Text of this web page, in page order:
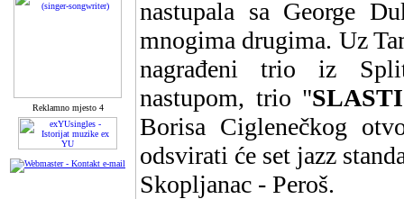
Reklamno mjesto 4
nastupala sa George
mnogima drugima. Uz
nagrađeni trio iz
nastupom, trio "
Borisa Ciglenečkog
odsvirati će set jazz
Skopljanac - Peroš.